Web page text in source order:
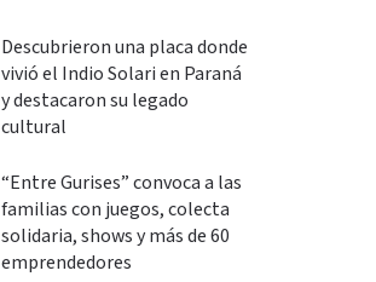
Descubrieron una placa donde
vivió el Indio Solari en Paraná
y destacaron su legado
cultural
“Entre Gurises” convoca a las
familias con juegos, colecta
solidaria, shows y más de 60
emprendedores